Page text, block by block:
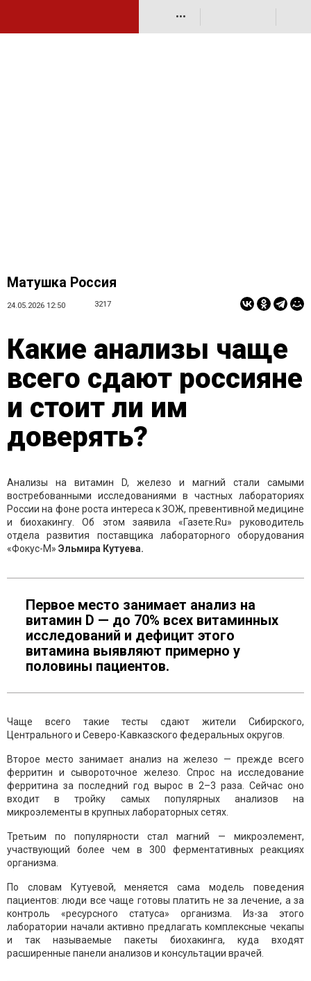
•••
Матушка Россия
24.05.2026 12:50 3217
Какие анализы чаще
всего сдают россияне
и стоит ли им
доверять?
Анализы на витамин D, железо и магний стали самыми
востребованными исследованиями в частных лабораториях
России на фоне роста интереса к ЗОЖ, превентивной медицине
и биохакингу. Об этом заявила «Газете.Ru» руководитель
отдела развития поставщика лабораторного оборудования
«Фокус-М» Эльмира Кутуева.
Первое место занимает анализ на
витамин D — до 70% всех витаминных
исследований и дефицит этого
витамина выявляют примерно у
половины пациентов.
Чаще всего такие тесты сдают жители Сибирского,
Центрального и Северо-Кавказского федеральных округов.
Второе место занимает анализ на железо — прежде всего
ферритин и сывороточное железо. Спрос на исследование
ферритина за последний год вырос в 2–3 раза. Сейчас оно
входит в тройку самых популярных анализов на
микроэлементы в крупных лабораторных сетях.
Третьим по популярности стал магний — микроэлемент,
участвующий более чем в 300 ферментативных реакциях
организма.
По словам Кутуевой, меняется сама модель поведения
пациентов: люди все чаще готовы платить не за лечение, а за
контроль «ресурсного статуса» организма. Из-за этого
лаборатории начали активно предлагать комплексные чекапы
и так называемые пакеты биохакинга, куда входят
расширенные панели анализов и консультации врачей.